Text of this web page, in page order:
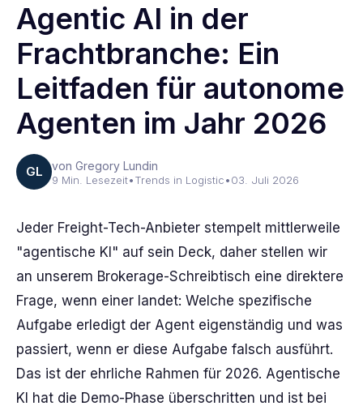
Agentic AI in der
Frachtbranche: Ein
Leitfaden für autonome
Agenten im Jahr 2026
GL von Gregory Lundin
9 Min. Lesezeit•Trends in Logistic•03. Juli 2026
Jeder Freight-Tech-Anbieter stempelt mittlerweile
"agentische KI" auf sein Deck, daher stellen wir
an unserem Brokerage-Schreibtisch eine direktere
Frage, wenn einer landet: Welche spezifische
Aufgabe erledigt der Agent eigenständig und was
passiert, wenn er diese Aufgabe falsch ausführt.
Das ist der ehrliche Rahmen für 2026. Agentische
KI hat die Demo-Phase überschritten und ist bei